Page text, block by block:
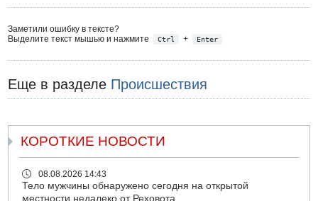
Заметили ошибку в тексте?
Выделите текст мышью и нажмите
Ctrl + Enter
Еще в разделе Происшествия
КОРОТКИЕ НОВОСТИ
08.08.2026 14:43
Тело мужчины обнаружено сегодня на открытой
местности недалеко от Реховота